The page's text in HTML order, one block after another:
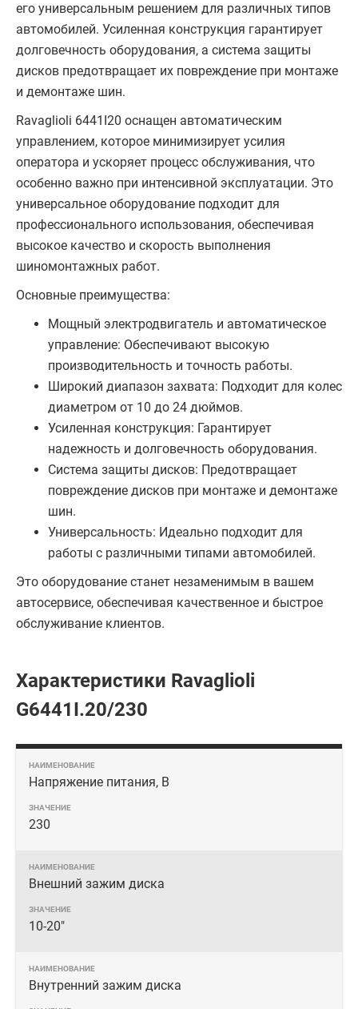
его универсальным решением для различных типов
автомобилей. Усиленная конструкция гарантирует
долговечность оборудования, а система защиты
дисков предотвращает их повреждение при монтаже
и демонтаже шин.
Ravaglioli 6441I20 оснащен автоматическим
управлением, которое минимизирует усилия
оператора и ускоряет процесс обслуживания, что
особенно важно при интенсивной эксплуатации. Это
универсальное оборудование подходит для
профессионального использования, обеспечивая
высокое качество и скорость выполнения
шиномонтажных работ.
Основные преимущества:
Мощный электродвигатель и автоматическое
управление: Обеспечивают высокую
производительность и точность работы.
Широкий диапазон захвата: Подходит для колес
диаметром от 10 до 24 дюймов.
Усиленная конструкция: Гарантирует
надежность и долговечность оборудования.
Система защиты дисков: Предотвращает
повреждение дисков при монтаже и демонтаже
шин.
Универсальность: Идеально подходит для
работы с различными типами автомобилей.
Это оборудование станет незаменимым в вашем
автосервисе, обеспечивая качественное и быстрое
обслуживание клиентов.
Характеристики Ravaglioli
G6441I.20/230
Напряжение питания, В
230
Внешний зажим диска
10-20"
Внутренний зажим диска